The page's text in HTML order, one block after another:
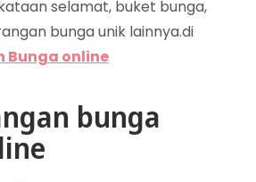
selamat, buket bunga,
bunga unik lainnya.di
Bunga online
bunga